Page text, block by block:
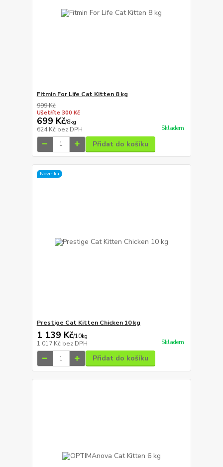
Fitmin For Life Cat Kitten 8 kg
999 Kč
Ušetříte 300 Kč
699 Kč/8kg
624 Kč bez DPH Skladem
Přidat do košíku
Novinka
Prestige Cat Kitten Chicken 10 kg
1 139 Kč/10kg
1 017 Kč bez DPH Skladem
Přidat do košíku